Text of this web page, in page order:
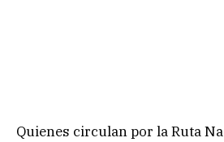
Quienes circulan por la Ruta